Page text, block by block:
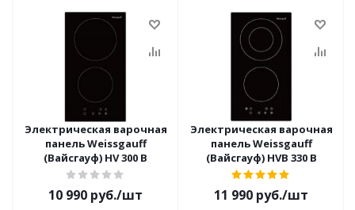
Электрическая варочная
панель Weissgauff
(Вайсгауф) HV 300 B
10 990 руб./шт
Электрическая варочная
панель Weissgauff
(Вайсгауф) HVB 330 B
11 990 руб./шт